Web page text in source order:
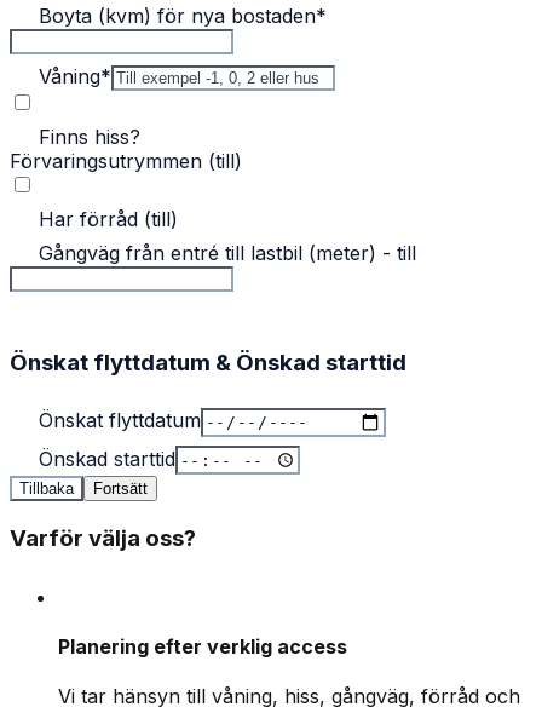
Boyta (kvm) för nya bostaden*
Våning*
Finns hiss?
Förvaringsutrymmen (till)
Har förråd (till)
Gångväg från entré till lastbil (meter) - till
Önskat flyttdatum & Önskad starttid
Önskat flyttdatum
Önskad starttid
Tillbaka Fortsätt
Varför välja oss?
Planering efter verklig access
Vi tar hänsyn till våning, hiss, gångväg, förråd och